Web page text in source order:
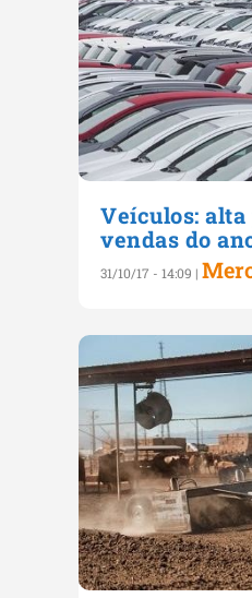
Veículos: alta
vendas do
31/10/17 - 14:09 |